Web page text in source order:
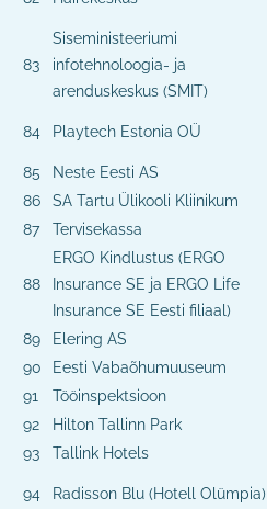
83
Siseministeeriumi
infotehnoloogia- ja
arenduskeskus (SMIT)
84 Playtech Estonia OÜ
85
Neste Eesti AS
86
SA Tartu Ülikooli Kliinikum
87
Tervisekassa
88
ERGO Kindlustus (ERGO
Insurance SE ja ERGO Life
Insurance SE Eesti filiaal)
89
Elering AS
90
Eesti Vabaõhumuuseum
91
Tööinspektsioon
92
Hilton Tallinn Park
93
Tallink Hotels
94 Radisson Blu (Hotell Olümpia)